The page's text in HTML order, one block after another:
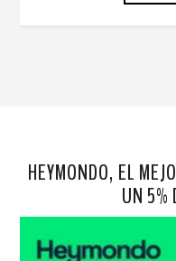
HEYMONDO, EL
UN 5%